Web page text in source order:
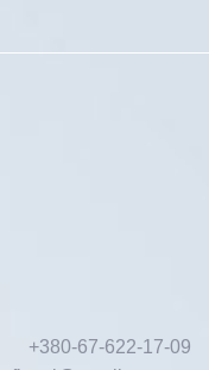
+380-67-622-17-09